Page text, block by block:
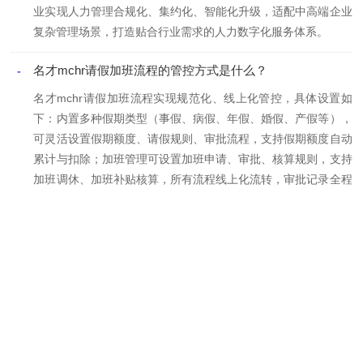
业实现人力管理合规化、集约化、智能化升级，适配中高端企业
复杂管理场景，打造贴合行业需求的人力数字化服务体系。
- 名才mchr请假加班流程的管控方式是什么？
名才mchr请假加班流程实现规范化、线上化管控，具体设置如
下：内置多种假期类型（事假、病假、年假、婚假、产假等），
可灵活设置假期额度、请假规则、审批流程，支持假期额度自动
累计与扣除；加班管理可设置加班申请、审批、核算规则，支持
加班调休、加班补贴核算，所有流程线上化流转，审批记录全程